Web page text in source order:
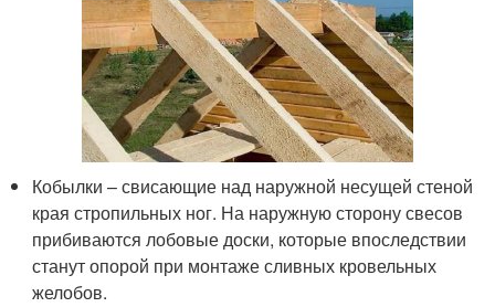
Кобылки – свисающие над наружной несущей стеной
края стропильных ног. На наружную сторону свесов
прибиваются лобовые доски, которые впоследствии
станут опорой при монтаже сливных кровельных
желобов.